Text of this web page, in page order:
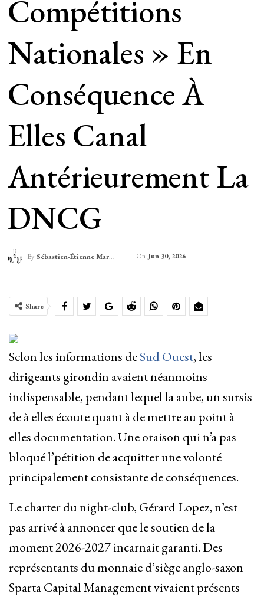
Compétitions
Nationales » En
Conséquence À
Elles Canal
Antérieurement La
DNCG
By Sébastien-Étienne Marechal On Jun 30, 2026
Share
Selon les informations deSud Ouest, les
dirigeants girondin avaient néanmoins
indispensable, pendant lequel la aube, un sursis
de à elles écoute quant à de mettre au point à
elles documentation. Une oraison qui n’a pas
bloqué l’pétition de acquitter une volonté
principalement consistante de conséquences.
Le charter du night-club, Gérard Lopez, n’est
pas arrivé à annoncer que le soutien de la
moment 2026-2027 incarnait garanti. Des
représentants du monnaie d’siège anglo-saxon
Sparta Capital Management vivaient présents